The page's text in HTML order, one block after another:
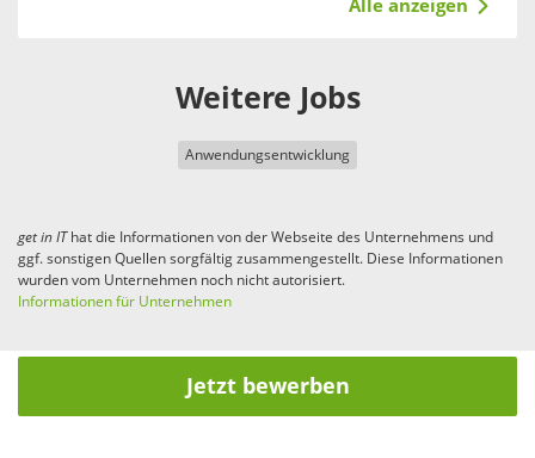
Alle anzeigen
Weitere Jobs
Anwendungsentwicklung
get in IThat die Informationen von der Webseite des Unternehmens und
ggf. sonstigen Quellen sorgfältig zusammengestellt. Diese Informationen
wurden vom Unternehmen noch nicht autorisiert.
Informationen für Unternehmen
Jetzt bewerben